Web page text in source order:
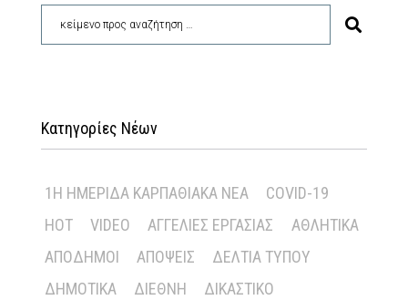
Κατηγορίες Νέων
1Η ΗΜΕΡΊΔΑ ΚΑΡΠΑΘΙΑΚΆ ΝΈΑ
COVID-19
HOT
VIDEO ΑΓΓΕΛΊΕΣ ΕΡΓΑΣΊΑΣ
ΑΘΛΗΤΙΚΆ
ΑΠΌΔΗΜΟΙ
ΑΠΌΨΕΙΣ
ΔΕΛΤΊΑ ΤΎΠΟΥ
ΔΗΜΟΤΙΚΆ
ΔΙΕΘΝΉ
ΔΙΚΑΣΤΙΚΌ